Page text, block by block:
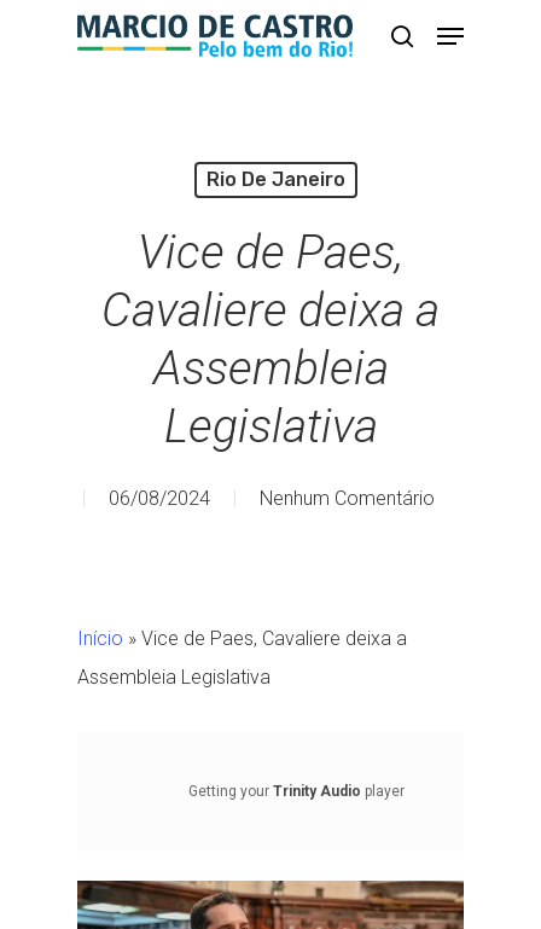
busca
Menu
Rio De Janeiro
Vice de Paes,
Cavaliere deixa a
Assembleia
Legislativa
06/08/2024 Nenhum Comentário
Início » Vice de Paes, Cavaliere deixa a
Assembleia Legislativa
Getting your Trinity Audio player
ready...